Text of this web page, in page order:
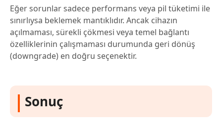
Eğer sorunlar sadece performans veya pil tüketimi ile
sınırlıysa beklemek mantıklıdır. Ancak cihazın
açılmaması, sürekli çökmesi veya temel bağlantı
özelliklerinin çalışmaması durumunda geri dönüş
(downgrade) en doğru seçenektir.
Sonuç